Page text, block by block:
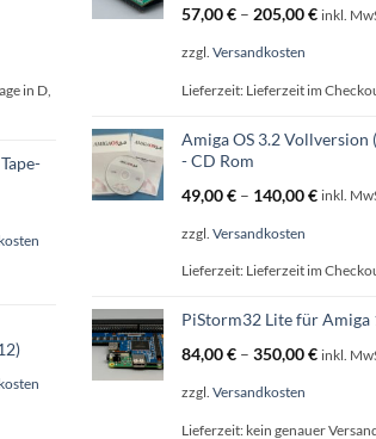
in D,
57,00€ – 205,00€ inkl.
zzgl. Versandkosten
Lieferzeit: Lieferzeit im
Amiga OS 3.2 Vollversion
- CD Rom
49,00€ – 140,00€ inkl.
zzgl. Versandkosten
Lieferzeit: Lieferzeit im
PiStorm32 Lite für Amiga
84,00€ – 350,00€ inkl.
zzgl. Versandkosten
Lieferzeit: kein genauer